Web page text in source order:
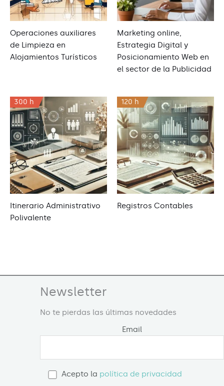
Operaciones auxiliares
de Limpieza en
Alojamientos Turísticos
Marketing online,
Estrategia Digital y
Posicionamiento Web en
el sector de la Publicidad
300 h
Itinerario Administrativo
Polivalente
120 h
Registros Contables
Newsletter
No te pierdas las últimas novedades
Email
Acepto la política de privacidad